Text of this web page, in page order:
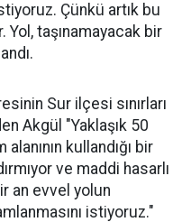
Çünkü artık bu
Yol, taşınamayacak bir
Sur ilçesi sınırları
Akgül "Yaklaşık 50
kullandığı bir
ve maddi hasarlı
an evvel yolun
istiyoruz."